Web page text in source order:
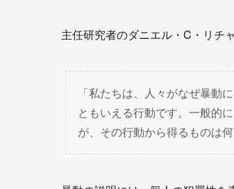
主任研究者のダニエル・C・リチ
「私たちは、人々がなぜ暴動
ともいえる行動です。一般的
が、その行動から得るものは